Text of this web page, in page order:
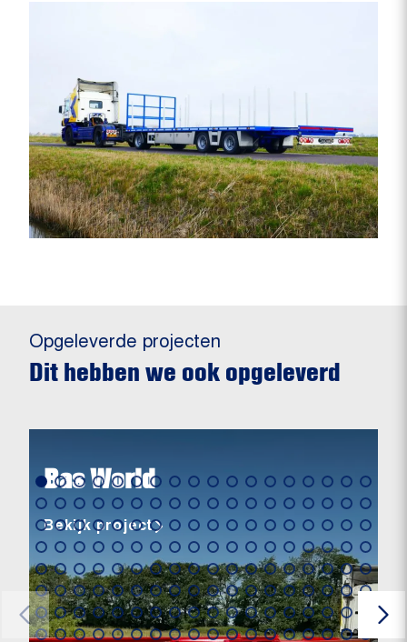
Opgeleverde projecten
Dit hebben we ook opgeleverd
Bas World
Bekijk project